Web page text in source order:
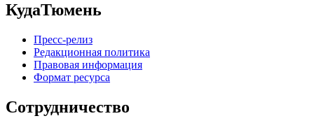
КудаТюмень
Пресс-релиз
Редакционная политика
Правовая информация
Формат ресурса
Сотрудничество